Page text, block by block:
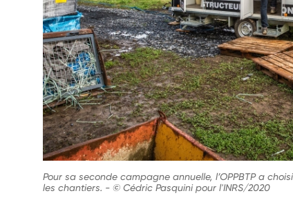
Pour sa seconde campagne annuelle, l’OPPBTP a
les chantiers. - © Cédric Pasquini pour l'INRS/2020